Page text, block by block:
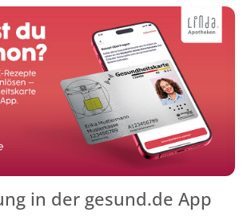
in der gesund.de App